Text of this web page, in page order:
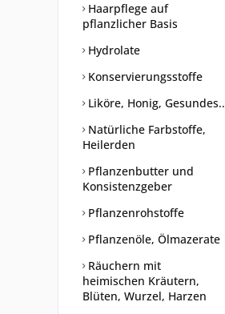
Haarpflege auf
pflanzlicher Basis
Hydrolate
Konservierungsstoffe
Liköre, Honig, Gesundes..
Natürliche Farbstoffe,
Heilerden
Pflanzenbutter und
Konsistenzgeber
Pflanzenrohstoffe
Pflanzenöle, Ölmazerate
Räuchern mit
heimischen Kräutern,
Blüten, Wurzel, Harzen